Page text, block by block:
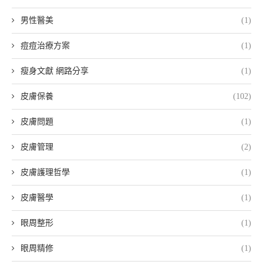
男性醫美 (1)
痘痘治療方案 (1)
瘦身文獻 網路分享 (1)
皮膚保養 (102)
皮膚問題 (1)
皮膚管理 (2)
皮膚護理哲學 (1)
皮膚醫學 (1)
眼周整形 (1)
眼周精修 (1)